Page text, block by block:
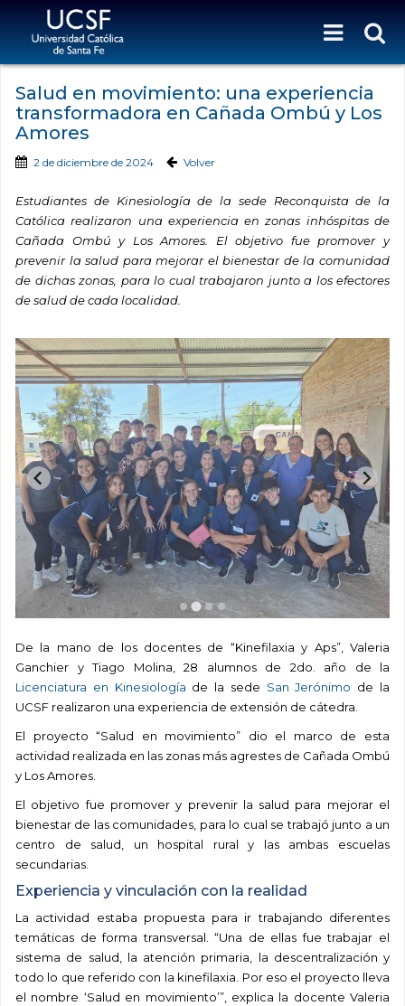
Salud en movimiento: una experiencia
transformadora en Cañada Ombú y Los
Amores
2 de diciembre de 2024 Volver
Estudiantes de Kinesiología de la sede Reconquista de la
Católica realizaron una experiencia en zonas inhóspitas de
Cañada Ombú y Los Amores. El objetivo fue promover y
prevenir la salud para mejorar el bienestar de la comunidad
de dichas zonas, para lo cual trabajaron junto a los efectores
de salud de cada localidad.
De la mano de los docentes de “Kinefilaxia y Aps”, Valeria
Ganchier y Tiago Molina, 28 alumnos de 2do. año de la
Licenciatura en Kinesiología de la sede San Jerónimo de la
UCSF realizaron una experiencia de extensión de cátedra.
El proyecto “Salud en movimiento” dio el marco de esta
actividad realizada en las zonas más agrestes de Cañada Ombú
y Los Amores.
El objetivo fue promover y prevenir la salud para mejorar el
bienestar de las comunidades, para lo cual se trabajó junto a un
centro de salud, un hospital rural y las ambas escuelas
secundarias.
Experiencia y vinculación con la realidad
La actividad estaba propuesta para ir trabajando diferentes
temáticas de forma transversal. “Una de ellas fue trabajar el
sistema de salud, la atención primaria, la descentralización y
todo lo que referido con la kinefilaxia. Por eso el proyecto lleva
el nombre ‘Salud en movimiento’”, explica la docente Valeria